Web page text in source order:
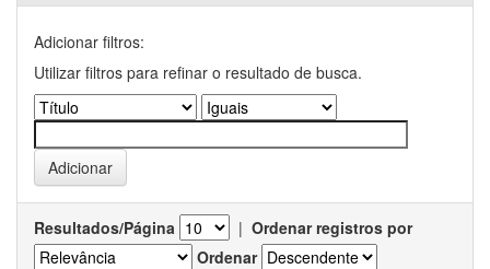
Adicionar filtros:
Utilizar filtros para refinar o resultado de busca.
Resultados/Página | Ordenar registros por
Ordenar